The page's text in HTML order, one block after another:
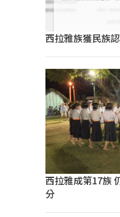
西拉雅族獲民族
西拉雅成第17族
分